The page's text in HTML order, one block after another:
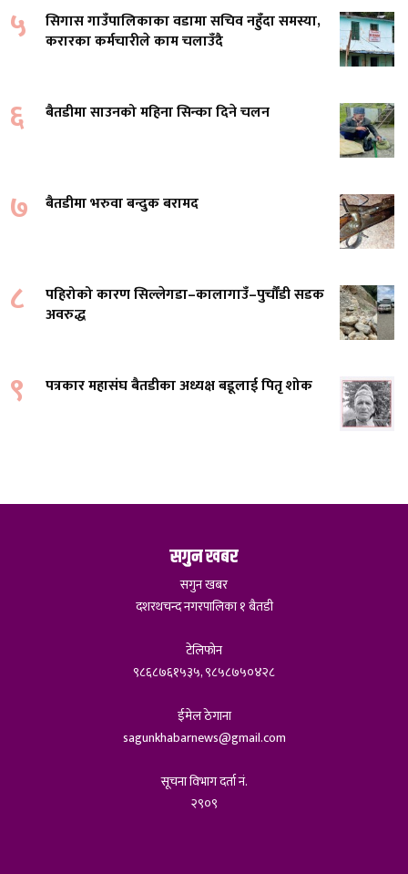
५
सिगास गाउँपालिकाका वडामा सचिव नहुँदा समस्या,
करारका कर्मचारीले काम चलाउँदै
६ बैतडीमा साउनको महिना सिन्का दिने चलन
७ बैतडीमा भरुवा बन्दुक बरामद
८
पहिरोको कारण सिल्लेगडा–कालागाउँ–पुर्चौंडी सडक
अवरुद्ध
९ पत्रकार महासंघ बैतडीका अध्यक्ष बडूलाई पितृ शोक
सगुन खबर
सगुन खबर
दशरथचन्द नगरपालिका १ बैतडी
टेलिफोन
९८६८७६१५३५, ९८५८७५०४२८
ईमेल ठेगाना
sagunkhabarnews@gmail.com
सूचना विभाग दर्ता नं.
२९०९